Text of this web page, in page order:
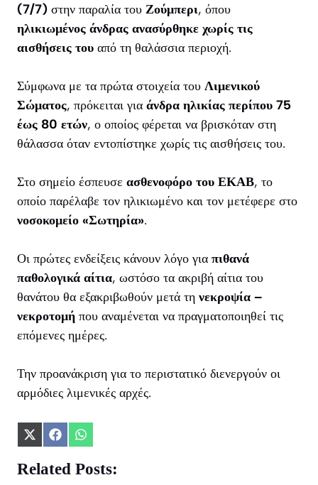
(7/7) στην παραλία του Ζούμπερι, όπου
ηλικιωμένος άνδρας ανασύρθηκε χωρίς τις
αισθήσεις του από τη θαλάσσια περιοχή.
Σύμφωνα με τα πρώτα στοιχεία του Λιμενικού
Σώματος, πρόκειται για άνδρα ηλικίας περίπου 75
έως 80 ετών, ο οποίος φέρεται να βρισκόταν στη
θάλασσα όταν εντοπίστηκε χωρίς τις αισθήσεις του.
Στο σημείο έσπευσε ασθενοφόρο του ΕΚΑΒ, το
οποίο παρέλαβε τον ηλικιωμένο και τον μετέφερε στο
νοσοκομείο «Σωτηρία».
Οι πρώτες ενδείξεις κάνουν λόγο για πιθανά
παθολογικά αίτια, ωστόσο τα ακριβή αίτια του
θανάτου θα εξακριβωθούν μετά τη νεκροψία –
νεκροτομή που αναμένεται να πραγματοποιηθεί τις
επόμενες ημέρες.
Την προανάκριση για το περιστατικό διενεργούν οι
αρμόδιες λιμενικές αρχές.
Share
X
(Twitter)
Share
Facebook
Share
WhatsApp
Related Posts: